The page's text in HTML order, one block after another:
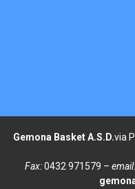
Gemona Basket A.S.D.via
Fax:0432 971579 – email: